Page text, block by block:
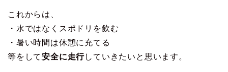
これからは、
・水ではなくスポドリを飲む
・暑い時間は休憩に充てる
等をして安全に走行していきたいと思います。